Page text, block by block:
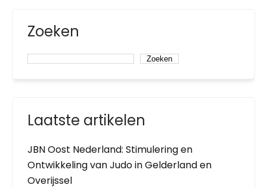
Zoeken
Zoeken
Laatste artikelen
JBN Oost Nederland: Stimulering en
Ontwikkeling van Judo in Gelderland en
Overijssel